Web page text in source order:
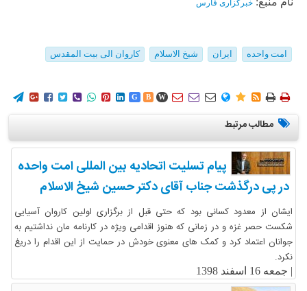
خبرگزاری فارس
امت واحده ایران شیخ الاسلام کاروان الی بیت المقدس
        G B W        
مطالب مرتبط
پیام تسلیت اتحادیه بین المللی امت واحده
در پی درگذشت جناب آقای دکتر حسین شیخ الاسلام
ایشان از معدود کسانی بود که حتی قبل از برگزاری اولین کاروان آسیایی
شکست حصر غزه و در زمانی که هنوز اقدامی ویژه در کارنامه مان نداشتیم به
جوانان اعتماد کرد و کمک های معنوی خودش در حمایت از این اقدام را دریغ
نکرد.
| جمعه 16 اسفند 1398